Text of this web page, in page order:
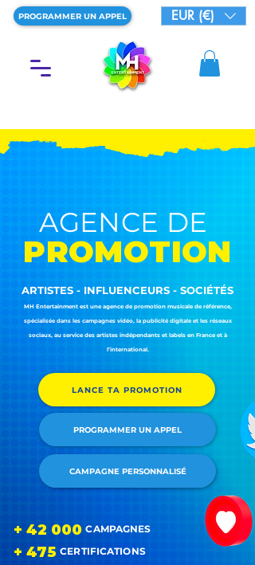
PROGRAMMER UN APPEL EUR (€)
AGENCE DE
PROMOTION
ARTISTES - INFLUENCEURS - SOCIÉTÉS
MH Entertainment est une agence de promotion musicale de référence,
spécialisée dans les campagnes vidéo, la publicité digitale et les réseaux
sociaux, au service des artistes indépendants et labels en France et à
l’international.
LANCE TA PROMOTION
PROGRAMMER UN APPEL
CAMPAGNE PERSONNALISÉ
+ 42 000 CAMPAGNES
+ 475 CERTIFICATIONS